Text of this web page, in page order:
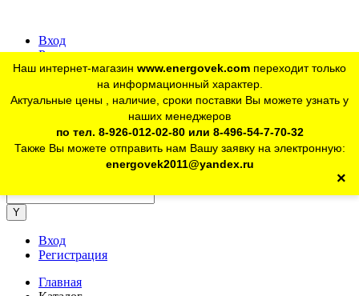
Вход
Регистрация
Для юр. лиц:+7 (926) 012-02-80
telegram Розничный магазин:+7 (925) 902-46-10
Наш интернет-магазин www.energovek.com переходит только
на информационный характер.
Актуальные цены , наличие, сроки поставки Вы можете узнать у
наших менеджеров
по тел. 8-926-012-02-80 или 8-496-54-7-70-32
Также Вы можете отправить нам Вашу заявку на электронную:
energovek2011@yandex.ru
×
Вход
Регистрация
Главная